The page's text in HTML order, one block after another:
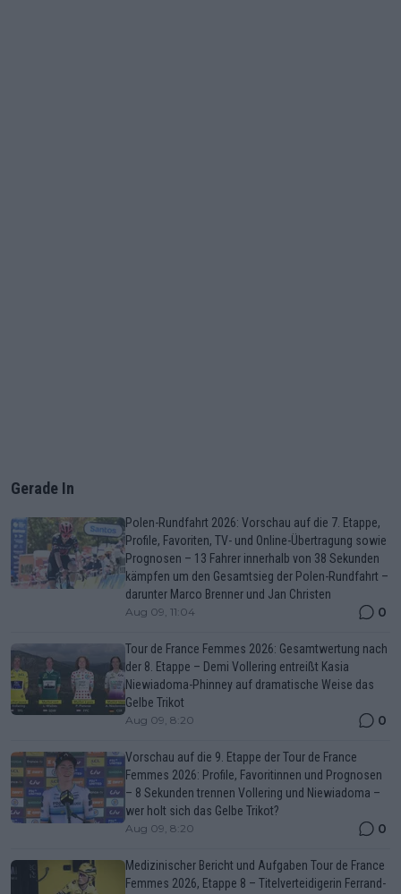
Gerade In
Polen-Rundfahrt 2026: Vorschau auf die 7. Etappe,
Profile, Favoriten, TV- und Online-Übertragung sowie
Prognosen – 13 Fahrer innerhalb von 38 Sekunden
kämpfen um den Gesamtsieg der Polen-Rundfahrt –
darunter Marco Brenner und Jan Christen
Aug 09, 11:04 0
Tour de France Femmes 2026: Gesamtwertung nach
der 8. Etappe – Demi Vollering entreißt Kasia
Niewiadoma-Phinney auf dramatische Weise das
Gelbe Trikot
Aug 09, 8:20 0
Vorschau auf die 9. Etappe der Tour de France
Femmes 2026: Profile, Favoritinnen und Prognosen
– 8 Sekunden trennen Vollering und Niewiadoma –
wer holt sich das Gelbe Trikot?
Aug 09, 8:20 0
Medizinischer Bericht und Aufgaben Tour de France
Femmes 2026, Etappe 8 – Titelverteidigerin Ferrand-